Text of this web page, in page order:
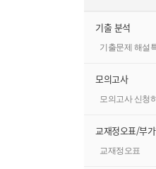
기출 분석
기출문제 해설
모의고사
모의고사 신청
교재정오표/부
교재정오표